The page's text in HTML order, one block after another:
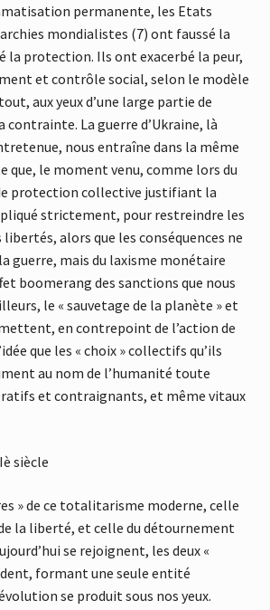
permanente, les Etats
mondialistes (7) ont faussé la
la protection. Ils ont exacerbé la peur,
et contrôle social, selon le modèle
aux yeux d’une large partie de
contrainte. La guerre d’Ukraine, là
nous entraîne dans la même
que, le moment venu, comme lors du
protection collective justifiant la
strictement, pour restreindre les
libertés, alors que les conséquences ne
guerre, mais du laxisme monétaire
boomerang des sanctions que nous
le « sauvetage de la planète » et
en contrepoint de l’action de
que les « choix » collectifs qu’ils
au nom de l’humanité toute
et contraignants, et même vitaux
siècle
» de ce totalitarisme moderne, celle
la liberté, et celle du détournement
se rejoignent, les deux «
formant une seule entité
se produit sous nos yeux.